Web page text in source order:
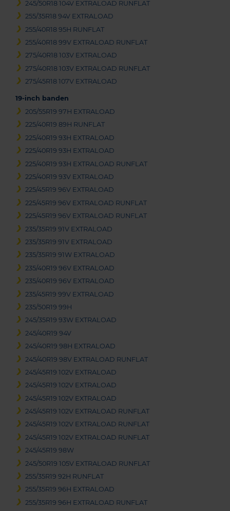
245/50R18 104V EXTRALOAD RUNFLAT
255/35R18 94V EXTRALOAD
255/40R18 95H RUNFLAT
255/40R18 99V EXTRALOAD RUNFLAT
275/40R18 103V EXTRALOAD
275/40R18 103V EXTRALOAD RUNFLAT
275/45R18 107V EXTRALOAD
19-inch banden
205/55R19 97H EXTRALOAD
225/40R19 89H RUNFLAT
225/40R19 93H EXTRALOAD
225/40R19 93H EXTRALOAD
225/40R19 93H EXTRALOAD RUNFLAT
225/40R19 93V EXTRALOAD
225/45R19 96V EXTRALOAD
225/45R19 96V EXTRALOAD RUNFLAT
225/45R19 96V EXTRALOAD RUNFLAT
235/35R19 91V EXTRALOAD
235/35R19 91V EXTRALOAD
235/35R19 91W EXTRALOAD
235/40R19 96V EXTRALOAD
235/40R19 96V EXTRALOAD
235/45R19 99V EXTRALOAD
235/50R19 99H
245/35R19 93W EXTRALOAD
245/40R19 94V
245/40R19 98H EXTRALOAD
245/40R19 98V EXTRALOAD RUNFLAT
245/45R19 102V EXTRALOAD
245/45R19 102V EXTRALOAD
245/45R19 102V EXTRALOAD
245/45R19 102V EXTRALOAD RUNFLAT
245/45R19 102V EXTRALOAD RUNFLAT
245/45R19 102V EXTRALOAD RUNFLAT
245/45R19 98W
245/50R19 105V EXTRALOAD RUNFLAT
255/35R19 92H RUNFLAT
255/35R19 96H EXTRALOAD
255/35R19 96H EXTRALOAD RUNFLAT